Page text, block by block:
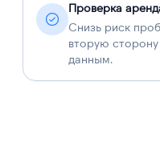
Проверка
Снизь риск
вторую
данным.